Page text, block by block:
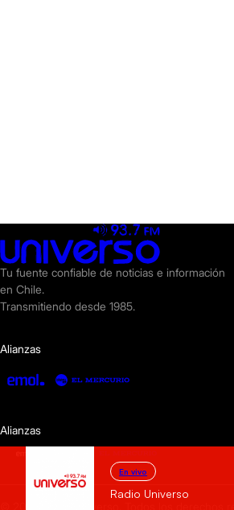
En vivo
Radio Universo
Tu fuente confiable de noticias e información
en Chile.
Transmitiendo desde 1985.
Alianzas
Alianzas